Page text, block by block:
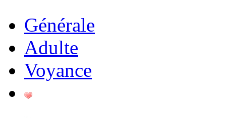
Générale
Adulte
Voyance